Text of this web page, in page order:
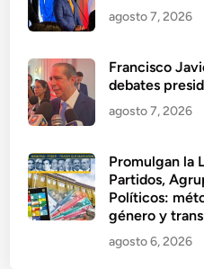
agosto 7, 2026
Francisco
debates
agosto 7, 2026
Promulgan la
Partidos,
Políticos:
género y
agosto 6, 2026